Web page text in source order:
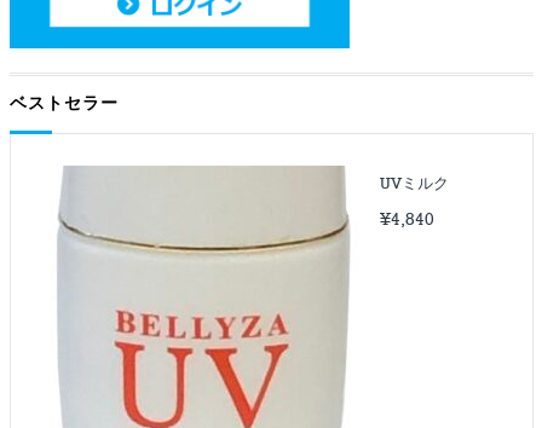
ベストセラー
UVミルク
¥4,840